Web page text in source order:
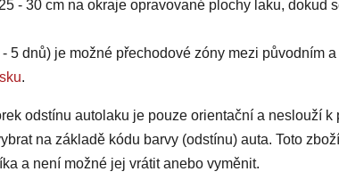
- 30 cm na okraje opravované plochy laku, dokud
5 dnů) je možné přechodové zóny mezi původním
.
odstínu autolaku je pouze orientační a neslouží k
na základě kódu barvy (odstínu) auta. Toto
a není možné jej vrátit anebo vyměnit.